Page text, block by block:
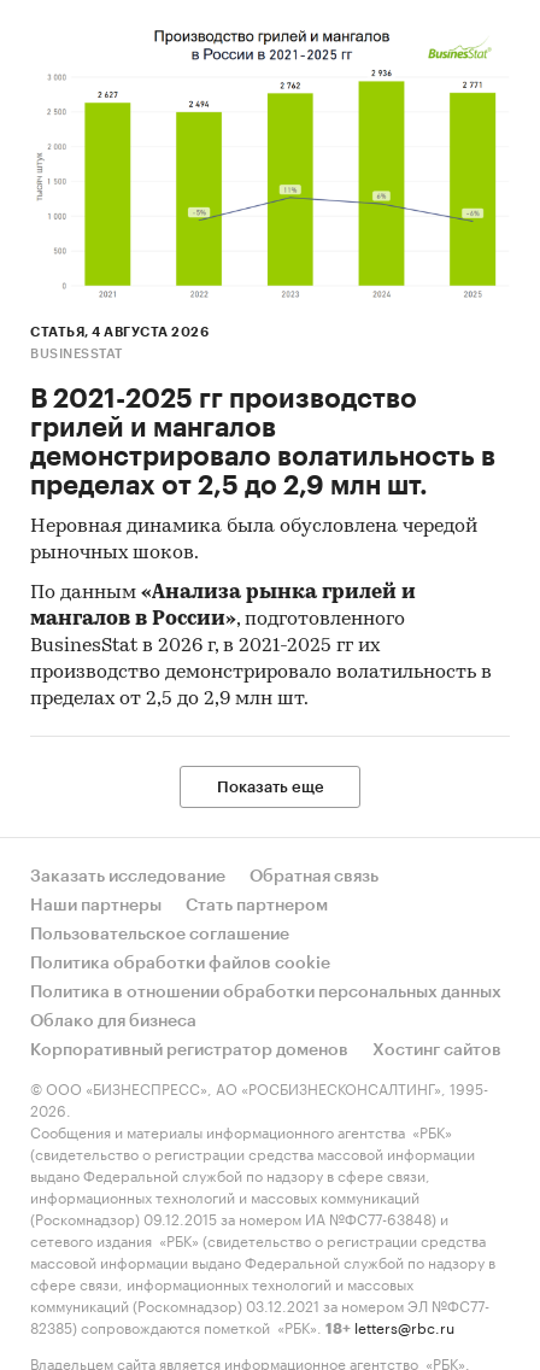
СТАТЬЯ, 4 АВГУСТА 2026
BUSINESSTAT
В 2021-2025 гг производство
грилей и мангалов
демонстрировало волатильность в
пределах от 2,5 до 2,9 млн шт.
Неровная динамика была обусловлена чередой
рыночных шоков.
По данным «Анализа рынка грилей и
мангалов в России», подготовленного
BusinesStat в 2026 г, в 2021-2025 гг их
производство демонстрировало волатильность в
пределах от 2,5 до 2,9 млн шт.
Показать еще
Заказать исследование
Обратная связь
Наши партнеры
Стать партнером
Пользовательское соглашение
Политика обработки файлов cookie
Политика в отношении обработки персональных данных
Облако для бизнеса
Корпоративный регистратор доменов
Хостинг сайтов
© ООО «БИЗНЕСПРЕСС», АО «РОСБИЗНЕСКОНСАЛТИНГ», 1995-
2026.
Сообщения и материалы информационного агентства «РБК»
(свидетельство о регистрации средства массовой информации
выдано Федеральной службой по надзору в сфере связи,
информационных технологий и массовых коммуникаций
(Роскомнадзор) 09.12.2015 за номером ИА №ФС77-63848) и
сетевого издания «РБК» (свидетельство о регистрации средства
массовой информации выдано Федеральной службой по надзору в
сфере связи, информационных технологий и массовых
коммуникаций (Роскомнадзор) 03.12.2021 за номером ЭЛ №ФС77-
82385) сопровождаются пометкой «РБК».
18+ letters@rbc.ru
Владельцем сайта является информационное агентство «РБК».